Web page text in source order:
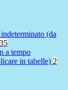
(da
a tempo
in tabelle) 2